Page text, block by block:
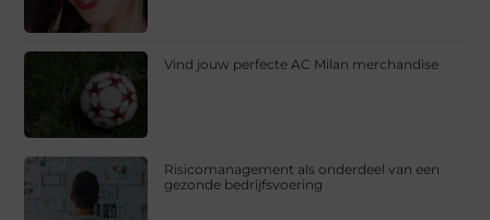
Vind jouw perfecte AC Milan merchandise
Risicomanagement als onderdeel van een
gezonde bedrijfsvoering